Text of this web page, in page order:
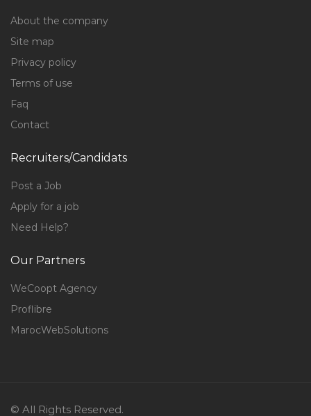
About the company
Site map
Privacy policy
Terms of use
Faq
Contact
Recruiters/Candidats
Post a Job
Apply for a job
Need Help?
Our Partners
WeCoopt Agency
Proflibre
MarocWebSolutions
© All Rights Reserved.